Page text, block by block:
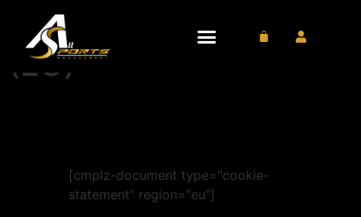
Politique de cookies
(EU)
[cmplz-document type="cookie-
statement" region="eu"]